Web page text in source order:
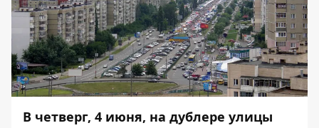
В четверг, 4 июня, на дублере улицы